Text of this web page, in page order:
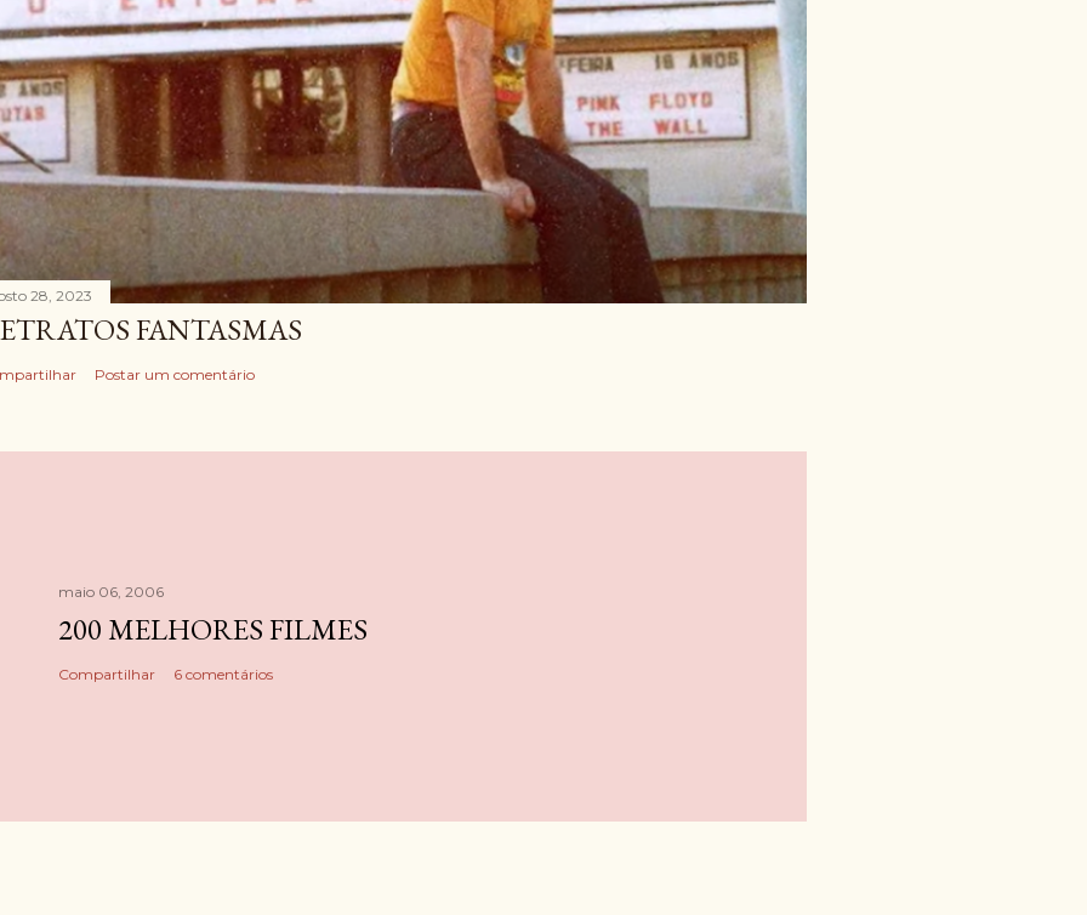
28, 2023
FANTASMAS
Postar um comentário
maio 06, 2006
200 MELHORES FILMES
Compartilhar 6 comentários